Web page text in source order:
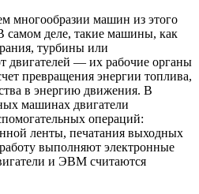
многообразии машин из этого
самом деле, такие машины, как
турбины или
двигателей — их рабочие органы
превращения энергии топлива,
в энергию движения. В
машинах двигатели
операций:
ленты, печатания выходных
выполняют электронные
и ЭВМ считаются